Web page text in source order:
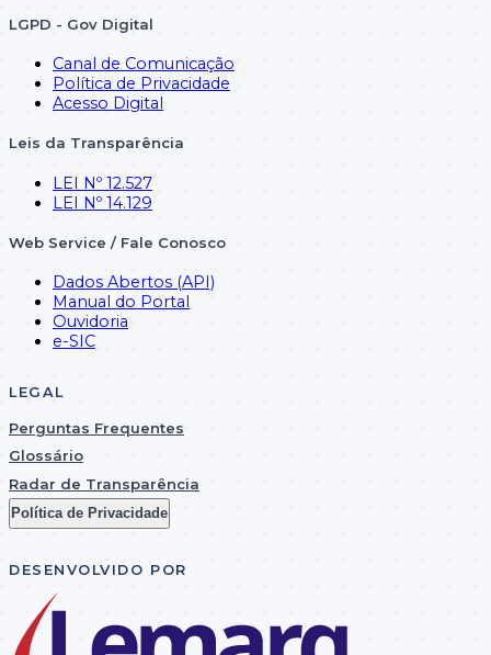
LGPD - Gov Digital
Canal de Comunicação
Política de Privacidade
Acesso Digital
Leis da Transparência
LEI Nº 12.527
LEI Nº 14.129
Web Service / Fale Conosco
Dados Abertos (API)
Manual do Portal
Ouvidoria
e-SIC
LEGAL
Perguntas Frequentes
Glossário
Radar de Transparência
Política de Privacidade
DESENVOLVIDO POR